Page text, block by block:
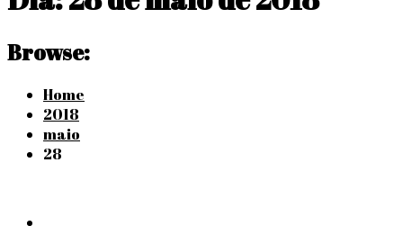
Browse:
Home
2018
maio
28